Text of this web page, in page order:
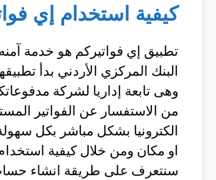
كيفية استخدام إي
تطبيق إي فواتيركم هو خدمة
وهى تابعة إداريا لشركة
من الاستفسار عن الفواتير
الكترونيا بشكل مباشر بكل
او مكان ومن خلال كيفية
سنتعرف على طريقة انشاء